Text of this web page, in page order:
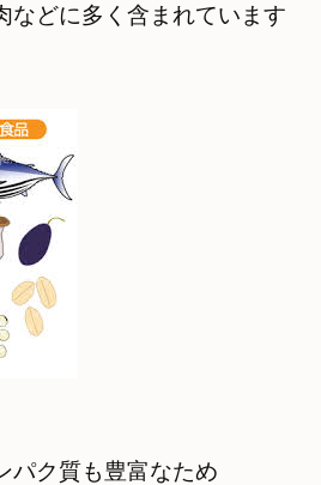
などに多く含まれています
パク質も豊富なため